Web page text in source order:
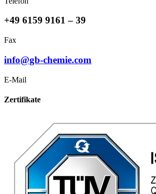
+49 6159 9161 – 39
Fax
info@gb-chemie.com
E-Mail
Zertifikate